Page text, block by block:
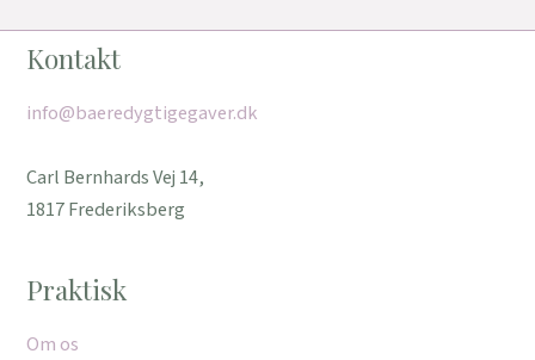
Kontakt
info@baeredygtigegaver.dk
Carl Bernhards Vej 14,
1817 Frederiksberg
Praktisk
Om os